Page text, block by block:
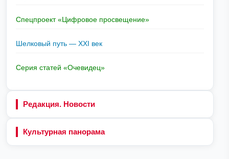
Спецпроект «Цифровое просвещение»
Шелковый путь — XXI век
Серия статей «Очевидец»
Редакция. Новости
Культурная панорама